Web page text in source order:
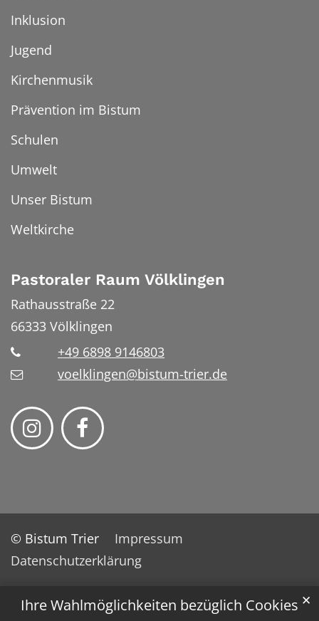
Ihre Wahlmöglichkeiten bezüglich Cookies ✕
Inklusion
Jugend
Kirchenmusik
Prävention im Bistum
Schulen
Umwelt
Unser Bistum
Weltkirche
Pastoraler Raum Völklingen
Rathausstraße 22
66333 Völklingen
+49 6898 9146803
voelklingen@bistum-trier.de
© Bistum Trier
Impressum
Datenschutzerklärung